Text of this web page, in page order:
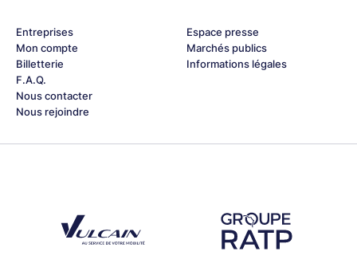
Entreprises
Mon compte
Billetterie
F.A.Q.
Nous contacter
Nous rejoindre
Espace presse
Marchés publics
Informations légales